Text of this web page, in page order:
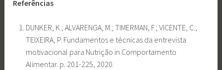
Referências
DUNKER, K.; ALVARENGA, M.; TIMERMAN, F.; VICENTE, C.;
TEIXEIRA, P. Fundamentos e técnicas da entrevista
motivacional para Nutrição in Comportamento
Alimentar. p. 201-225, 2020.